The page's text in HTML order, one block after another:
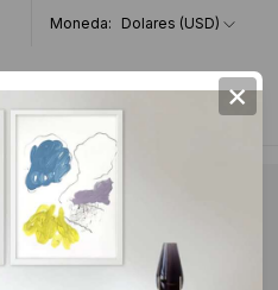
Moneda: Dolares (USD)
0
×